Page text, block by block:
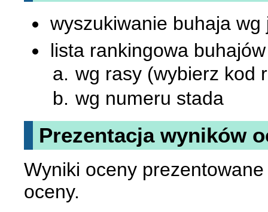
wyszukiwanie buhaja wg
lista rankingowa buhajów
wg rasy (wybierz kod
wg numeru stada
Prezentacja wyników
Wyniki oceny
oceny.